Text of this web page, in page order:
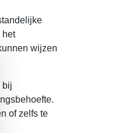
het
wijzen
bij
of zelfs te